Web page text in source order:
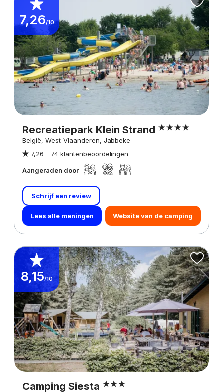
7,26/10
Recreatiepark Klein Strand
België, West-Vlaanderen, Jabbeke
7,26 - 74 klantenbeoordelingen
Aangeraden door
Schrijf een review
Lees alle meningen Website van de camping
8,15/10
Camping Siesta